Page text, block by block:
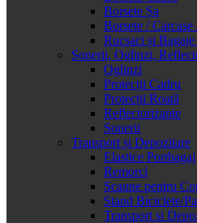
Borsete Șa
Borsete /
Rucsaci și
Sonerii, Oglinzi,
Oglinzi
Protecții Cadru
Protecții Roată
Reflectorizante
Sonerii
Transport și Depozitare
Elastice Portbagaj
Remorci
Scaune pentru
Stand Biciclete/
Transport si